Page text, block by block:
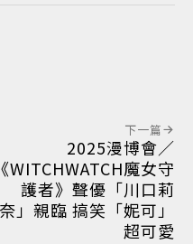
下一篇
2025漫博會／
《WITCHWATCH魔女守
護者》聲優「川口莉
奈」親臨 搞笑「妮可」
超可愛